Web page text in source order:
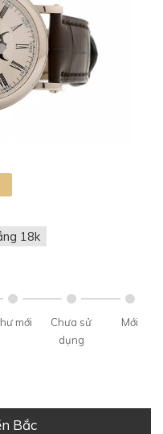
18k
mới
Chưa sử
dụng
Mới
Bắc